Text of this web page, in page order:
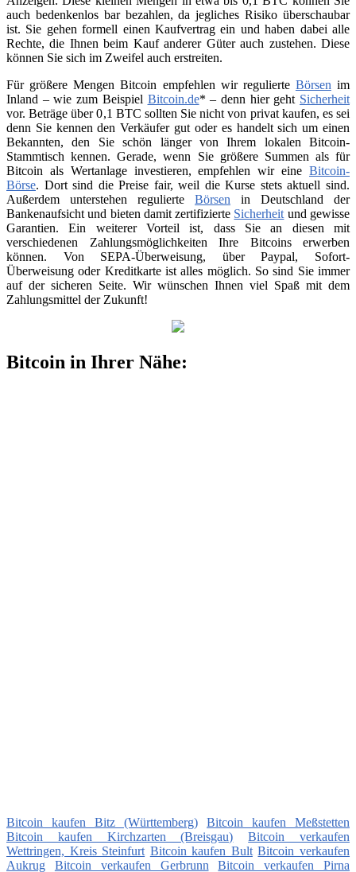
auch bedenkenlos bar bezahlen, da jegliches Risiko überschaubar
ist. Sie gehen formell einen Kaufvertrag ein und haben dabei alle
Rechte, die Ihnen beim Kauf anderer Güter auch zustehen. Diese
können Sie sich im Zweifel auch erstreiten.
Für größere Mengen Bitcoin empfehlen wir regulierte Börsen im
Inland – wie zum Beispiel Bitcoin.de* – denn hier geht Sicherheit
vor. Beträge über 0,1 BTC sollten Sie nicht von privat kaufen, es sei
denn Sie kennen den Verkäufer gut oder es handelt sich um einen
Bekannten, den Sie schön länger von Ihrem lokalen Bitcoin-
Stammtisch kennen. Gerade, wenn Sie größere Summen als für
Bitcoin als Wertanlage investieren, empfehlen wir eine Bitcoin-
Börse. Dort sind die Preise fair, weil die Kurse stets aktuell sind.
Außerdem unterstehen regulierte Börsen in Deutschland der
Bankenaufsicht und bieten damit zertifizierte Sicherheit und gewisse
Garantien. Ein weiterer Vorteil ist, dass Sie an diesen mit
verschiedenen Zahlungsmöglichkeiten Ihre Bitcoins erwerben
können. Von SEPA-Überweisung, über Paypal, Sofort-
Überweisung oder Kreditkarte ist alles möglich. So sind Sie immer
auf der sicheren Seite. Wir wünschen Ihnen viel Spaß mit dem
Zahlungsmittel der Zukunft!
Bitcoin in Ihrer Nähe:
Bitcoin kaufen Bitz (Württemberg)
Bitcoin kaufen Meßstetten
Bitcoin kaufen Kirchzarten (Breisgau)
Bitcoin verkaufen
Wettringen, Kreis Steinfurt Bitcoin kaufen Bult Bitcoin verkaufen
Aukrug
Bitcoin verkaufen Gerbrunn Bitcoin verkaufen Pirna